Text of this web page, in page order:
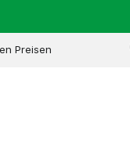
Preisen